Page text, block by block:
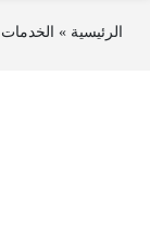
الرئيسية » الخدمات